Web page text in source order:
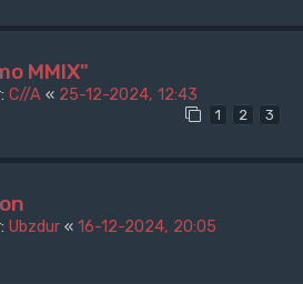
MMIX"
C//A « 25-12-2024, 12:43
1 2 3
Ubzdur « 16-12-2024, 20:05